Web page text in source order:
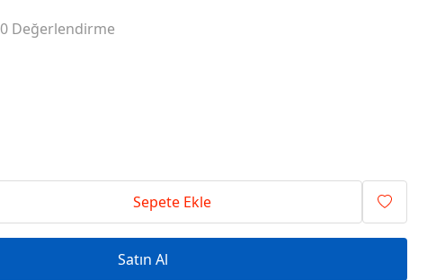
0 Değerlendirme
Sepete Ekle
Satın Al